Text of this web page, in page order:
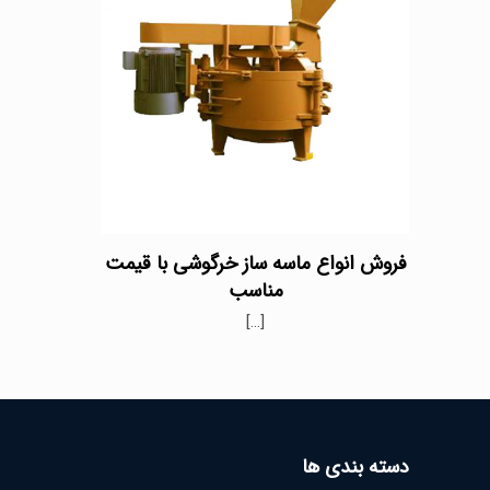
فروش انواع ماسه ساز خرگوشی با قیمت
مناسب
[…]
دسته بندی ها